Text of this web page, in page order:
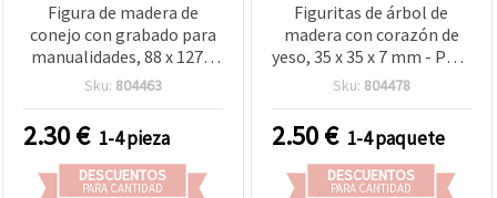
Figura de madera de
conejo con grabado para
manualidades, 88 x 127 x
20 mm, color natural - 1
Sku: 804463
2.30€ 1-4 pieza
DESCUENTOS
PARA CANTIDAD
Figuritas de árbol de
madera con corazón de
yeso, 35 x 35 x 7 mm - Pack
de 6 uds para
Sku: 804478
2.50€ 1-4 paquete
DESCUENTOS
PARA CANTIDAD